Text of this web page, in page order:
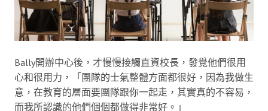
Bally開辦中心後，才慢慢接觸直資校長，發覺他們很用
心和很用力，「團隊的士氣整體方面都很好，因為我做生
意，在教育的層面要團隊跟你一起走，其實真的不容易，
而我所認識的他們個個都做得非常好。」